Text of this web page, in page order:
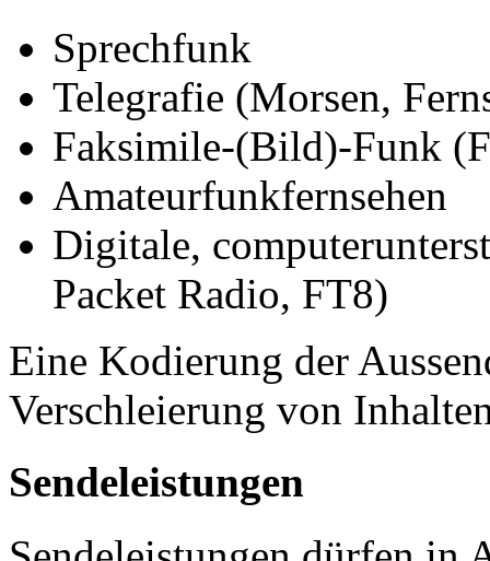
Sprechfunk
Telegrafie (Morsen,
Faksimile-(Bild)-Funk
Amateurfunkfernsehen
Digitale,
Packet Radio, FT8)
Eine Kodierung der
Verschleierung von
Sendeleistungen